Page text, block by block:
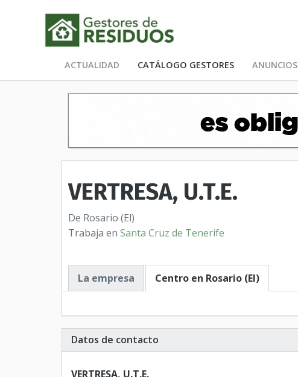
ACTUALIDAD CATÁLOGO GESTORES ANUNCIOS
VERTRESA, U.T.E.
De Rosario (El)
Trabaja en Santa Cruz de Tenerife
La empresa Centro en Rosario (El)
Datos de contacto
VERTRESA, U.T.E.